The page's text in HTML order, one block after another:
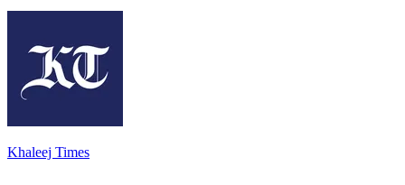
Khaleej Times